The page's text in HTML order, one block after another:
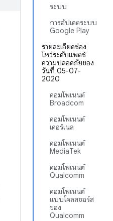
ระบบ
การอัปเดตระบบ
Google Play
รายละเอียดช่อง
โหว่ระดับแพตช์
ความปลอดภัยของ
วันที่ 05-07-
2020
คอมโพเนนต์
Broadcom
คอมโพเนนต์
เคอร์เนล
คอมโพเนนต์
MediaTek
คอมโพเนนต์
Qualcomm
คอมโพเนนต์
แบบโคลสซอร์ส
ของ
Qualcomm